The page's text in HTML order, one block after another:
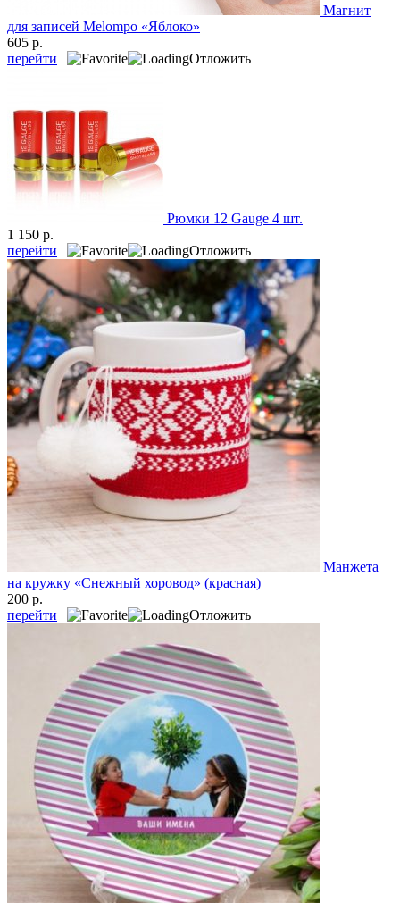
Магнит
для записей Melompo «Яблоко»
605 р.
перейти | Отложить
Рюмки 12 Gauge 4 шт.
1 150 р.
перейти | Отложить
Манжета
на кружку «Снежный хоровод» (красная)
200 р.
перейти | Отложить